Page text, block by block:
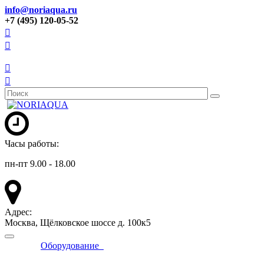
info@noriaqua.ru
+7 (495) 120-05-52
Часы работы:
пн-пт 9.00 - 18.00
Адрес:
Москва, Щёлковское шоссе д. 100к5
Оборудование